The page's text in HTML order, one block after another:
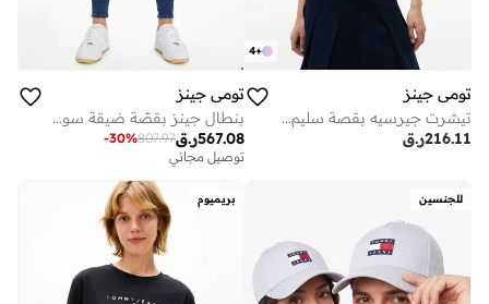
+
4
تومي جينز
تيشرت جيرسيه بقصة سليم مزين بشعار
ر.ق216.11
تومي جينز
بنطال جينز بقصّة ضيقة سويت شيرت
ر.ق567.08
807.97
-30%
توصيل مجاني
للجنسين بريميوم